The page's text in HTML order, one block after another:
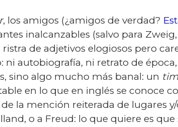
, los amigos (¿amigos de verdad?
inal­can­za­bles (salvo para
de adjetivos elogiosos pero
ni autobiografía, ni retrato de
sino algo mucho más banal: un
en lo que en inglés se conoce
la mención rei­te­ra­da de lugares
o a Freud: lo que quiere es